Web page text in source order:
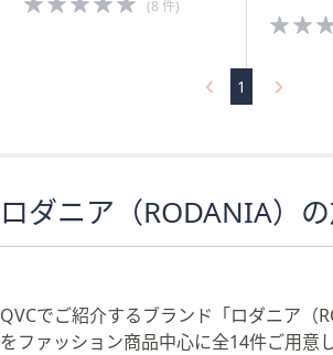
of
(8 件)
1
ロダニア（RODANIA）
QVCでご紹介するブランド「ロダニア（
をファッション商品中心に全14件ご用意し